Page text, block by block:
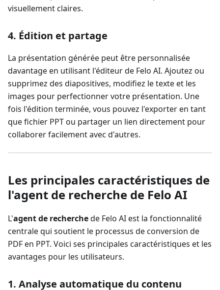
visuellement claires.
4. Édition et partage
La présentation générée peut être personnalisée
davantage en utilisant l'éditeur de Felo AI. Ajoutez ou
supprimez des diapositives, modifiez le texte et les
images pour perfectionner votre présentation. Une
fois l'édition terminée, vous pouvez l'exporter en tant
que fichier PPT ou partager un lien directement pour
collaborer facilement avec d'autres.
Les principales caractéristiques de
l'agent de recherche de Felo AI
L'agent de recherchede Felo AI est la fonctionnalité
centrale qui soutient le processus de conversion de
PDF en PPT. Voici ses principales caractéristiques et les
avantages pour les utilisateurs.
1. Analyse automatique du contenu